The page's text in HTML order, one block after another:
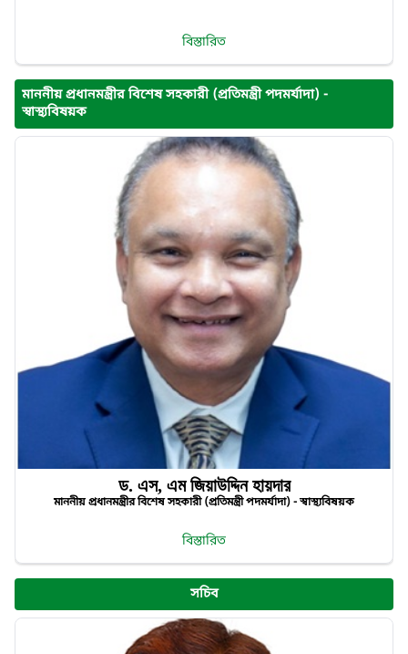
বিস্তারিত
মাননীয় প্রধানমন্ত্রীর বিশেষ সহকারী (প্রতিমন্ত্রী পদমর্যাদা) -
স্বাস্থ্যবিষয়ক
ড. এস, এম জিয়াউদ্দিন হায়দার
মাননীয় প্রধানমন্ত্রীর বিশেষ সহকারী (প্রতিমন্ত্রী পদমর্যাদা) - স্বাস্থ্যবিষয়ক
বিস্তারিত
সচিব